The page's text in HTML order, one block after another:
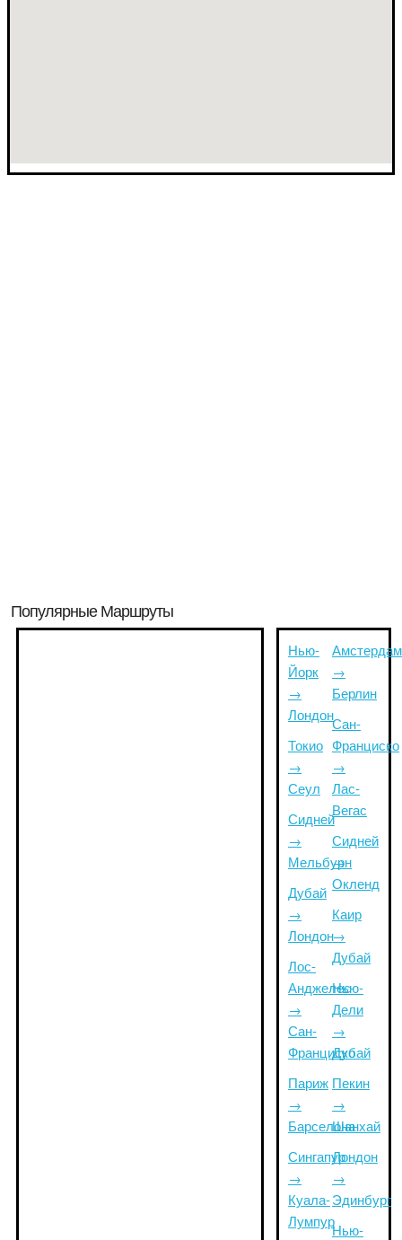
Популярные Маршруты
Нью-
Йорк
→
Лондон
Токио
→
Сеул
Сидней
→
Мельбурн
Дубай
→
Лондон
Лос-
Анджелес
→
Сан-
Франциско
Париж
→
Барселона
Сингапур
→
Куала-
Лумпур
Амстердам
→
Берлин
Сан-
Франциско
→
Лас-
Вегас
Сидней
→
Окленд
Каир
→
Дубай
Нью-
Дели
→
Дубай
Пекин
→
Шанхай
Лондон
→
Эдинбург
Нью-